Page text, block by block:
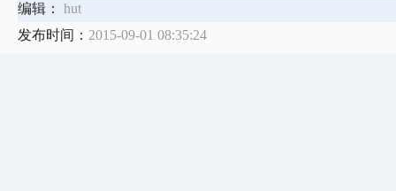
编辑：
hut
发布时间： 2015-09-01 08:35:24